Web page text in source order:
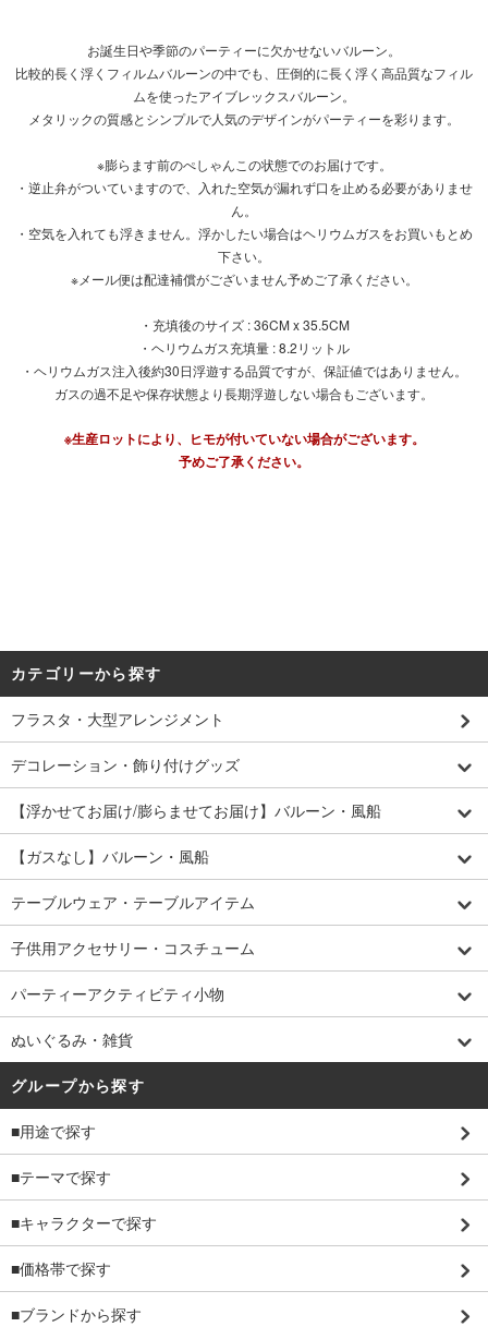
お誕生日や季節のパーティーに欠かせないバルーン。
比較的長く浮くフィルムバルーンの中でも、圧倒的に長く浮く高品質なフィル
ムを使ったアイブレックスバルーン。
メタリックの質感とシンプルで人気のデザインがパーティーを彩ります。
※膨らます前のぺしゃんこの状態でのお届けです。
・逆止弁がついていますので、入れた空気が漏れず口を止める必要がありませ
ん。
・空気を入れても浮きません。浮かしたい場合はヘリウムガスをお買いもとめ
下さい。
※メール便は配達補償がございません予めご了承ください。
・充填後のサイズ : 36CM x 35.5CM
・ヘリウムガス充填量 : 8.2リットル
・ヘリウムガス注入後約30日浮遊する品質ですが、保証値ではありません。
ガスの過不足や保存状態より長期浮遊しない場合もございます。
※生産ロットにより、ヒモが付いていない場合がございます。
予めご了承ください。
カテゴリーから探す
フラスタ・大型アレンジメント
デコレーション・飾り付けグッズ
【浮かせてお届け/膨らませてお届け】バルーン・風船
【ガスなし】バルーン・風船
テーブルウェア・テーブルアイテム
子供用アクセサリー・コスチューム
パーティーアクティビティ小物
ぬいぐるみ・雑貨
グループから探す
■用途で探す
■テーマで探す
■キャラクターで探す
■価格帯で探す
■ブランドから探す